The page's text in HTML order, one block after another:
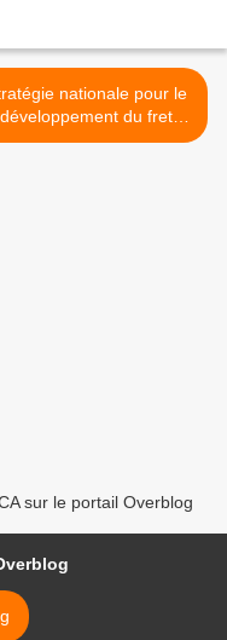
nationale pour le
développement du fret
ferroviaire >
sur le portail Overblog